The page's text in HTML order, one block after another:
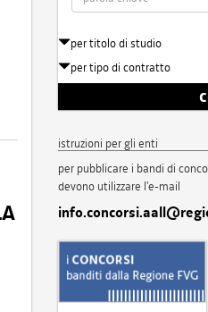
per titolo di studio
per tipo di contratto
istruzioni per gli enti
per pubblicare i bandi di
devono utilizzare l'e-mail